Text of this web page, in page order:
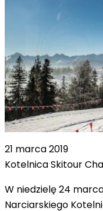
21 marca 2019
Kotelnica Skitour
W niedzielę 24
Narciarskiego